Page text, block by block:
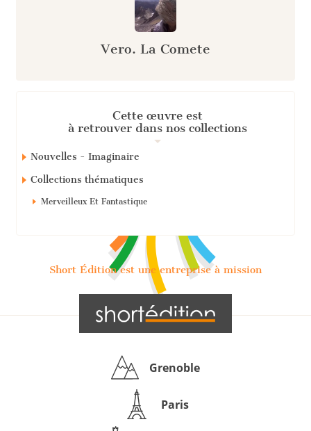
Vero. La Comete
Cette œuvre est
à retrouver dans nos collections
Nouvelles - Imaginaire
Collections thématiques
Merveilleux Et Fantastique
Short Édition est une entreprise à mission
Grenoble
Paris